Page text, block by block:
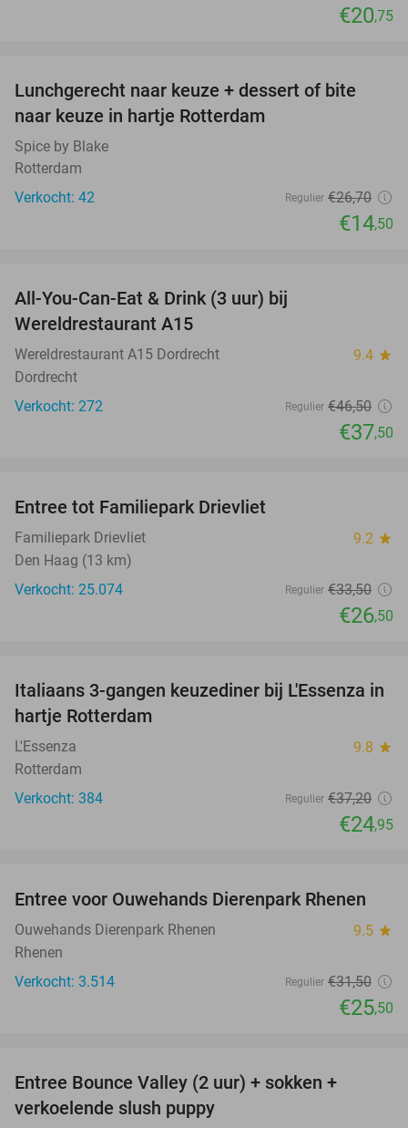
€20,75
46%
Lunchgerecht naar keuze + dessert of bite
naar keuze in hartje Rotterdam
Spice by Blake
Rotterdam
Verkocht: 42
Regulier €26,70
€14,50
All-You-Can-Eat & Drink (3 uur) bij
Wereldrestaurant A15
Wereldrestaurant A15 Dordrecht 9.4 star
Dordrecht
Verkocht: 272
Regulier €46,50
€37,50
Entree tot Familiepark Drievliet
Familiepark Drievliet 9.2 star
Den Haag (13 km)
Verkocht: 25.074
Regulier €33,50
€26,50
33%
Italiaans 3-gangen keuzediner bij L'Essenza in
hartje Rotterdam
L'Essenza 9.8 star
Rotterdam
Verkocht: 384
Regulier €37,20
€24,95
19%
Entree voor Ouwehands Dierenpark Rhenen
Ouwehands Dierenpark Rhenen 9.5 star
Rhenen
Verkocht: 3.514
Regulier €31,50
€25,50
Entree Bounce Valley (2 uur) + sokken +
verkoelende slush puppy